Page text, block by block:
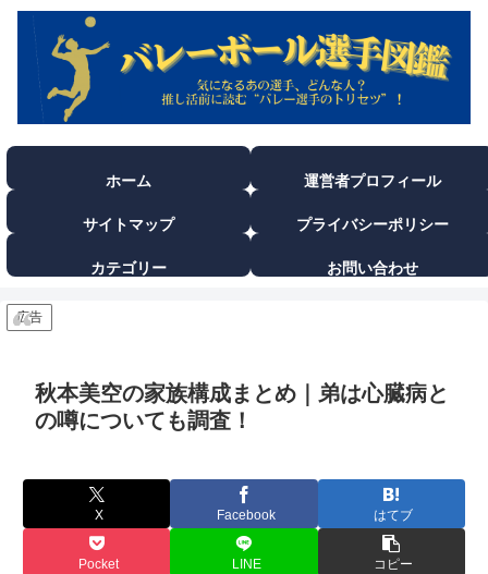
ホーム 運営者プロフィール
サイトマップ プライバシーポリシー
カテゴリー お問い合わせ
広告
秋本美空の家族構成まとめ｜弟は心臓病と
の噂についても調査！
X Facebook はてブ
Pocket LINE コピー